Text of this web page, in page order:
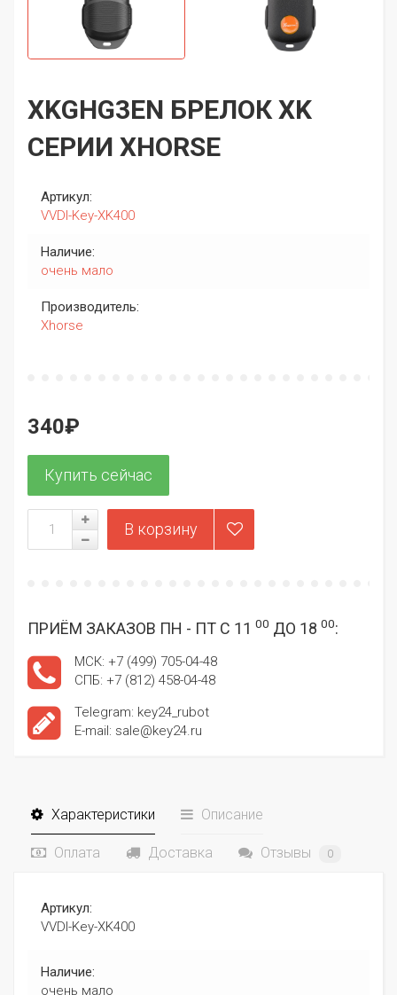
XKGHG3EN БРЕЛОК XK
СЕРИИ XHORSE
Артикул:
VVDI-Key-XK400
Наличие:
очень мало
Производитель:
Xhorse
340₽
ПРИЁМ ЗАКАЗОВ ПН - ПТ С 11 00 ДО 18 00:
МСК: +7 (499) 705-04-48
СПБ: +7 (812) 458-04-48
Telegram: key24_rubot
E-mail: sale@key24.ru
Характеристики Описание
Оплата Доставка Отзывы 0
Артикул:
VVDI-Key-XK400
Наличие:
очень мало